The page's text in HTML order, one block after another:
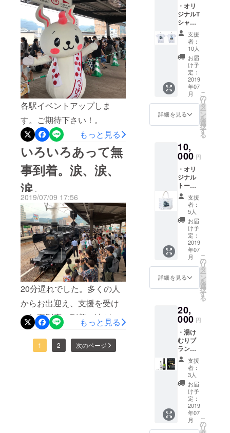
各駅イベントアップしま
す。ご期待下さい！。
もっと見る
いろいろあって無
事到着。涙、涙、
涙。
2019/07/09 17:56
20分遅れでした。多くの人
からお出迎え、支援を受け
て無事別府へ到着。涙が止
まりません。この運動を続
けて参ります。今後共よろ
もっと見る
1 2 次のページ
・オリ
ジナルT
シャツ
or トー
トバッ
けむり
号か
ら、大
分県内
を走っ
ていた
現役時
代の写
真入りT
シャツ
トバッ
グで
す。
支援
者：
10人
お届
け予
定：
2019
年07
月
詳細を見る
こ
の
リ
タ
ー
ン
を
選
択
す
る
10,
000 円
・オリ
ジナル
トート
バッグ
支援
者：
5人
お届
け予
定：
2019
年07
月
詳細を見る
こ
の
リ
タ
ー
ン
を
選
択
す
る
20,
000 円
・湯け
むりブ
ランド
日本
酒・焼
酎セッ
ト ・特
別記念
品（T
シャ
ツ） 地
元を代
表する
支援
者：
3人
お届
け予
定：
2019
年07
月
こ
の
リ